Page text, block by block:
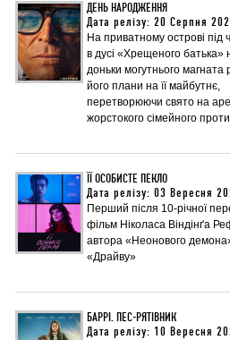
ДЕНЬ НАРОДЖЕННЯ
Дата релізу: 20 Серпня
На приватному острові під
в дусі «Хрещеного батька»
доньки могутнього магната
його плани на її майбутнє,
перетворюючи свято на
жорстокого сімейного
ЇЇ ОСОБИСТЕ ПЕКЛО
Дата релізу: 03 Вересня
Перший після 10-річної
фільм Ніколаса Віндінґа
автора «Неонового
«Драйву»
БАРРІ. ПЕС-РЯТІВНИК
Дата релізу: 10 Вересня